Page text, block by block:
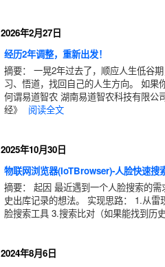
2026年2月27日
经历2年调整，重新出发！
摘要： 一晃2年过去了，顺应人生低谷
习、悟道，找回自己的人生方向。 如果
何谓易道智农 湖南易道智农科技有限公
经》
阅读全文
2025年10月30日
物联网浏览器(IoTBrowser)-人脸快速搜
摘要： 起因 最近遇到一个人脸搜索的
史出库记录的想法。 实现思路： 1.从
脸搜索工具 3.搜索比对（如果能找到历
2024年8月6日